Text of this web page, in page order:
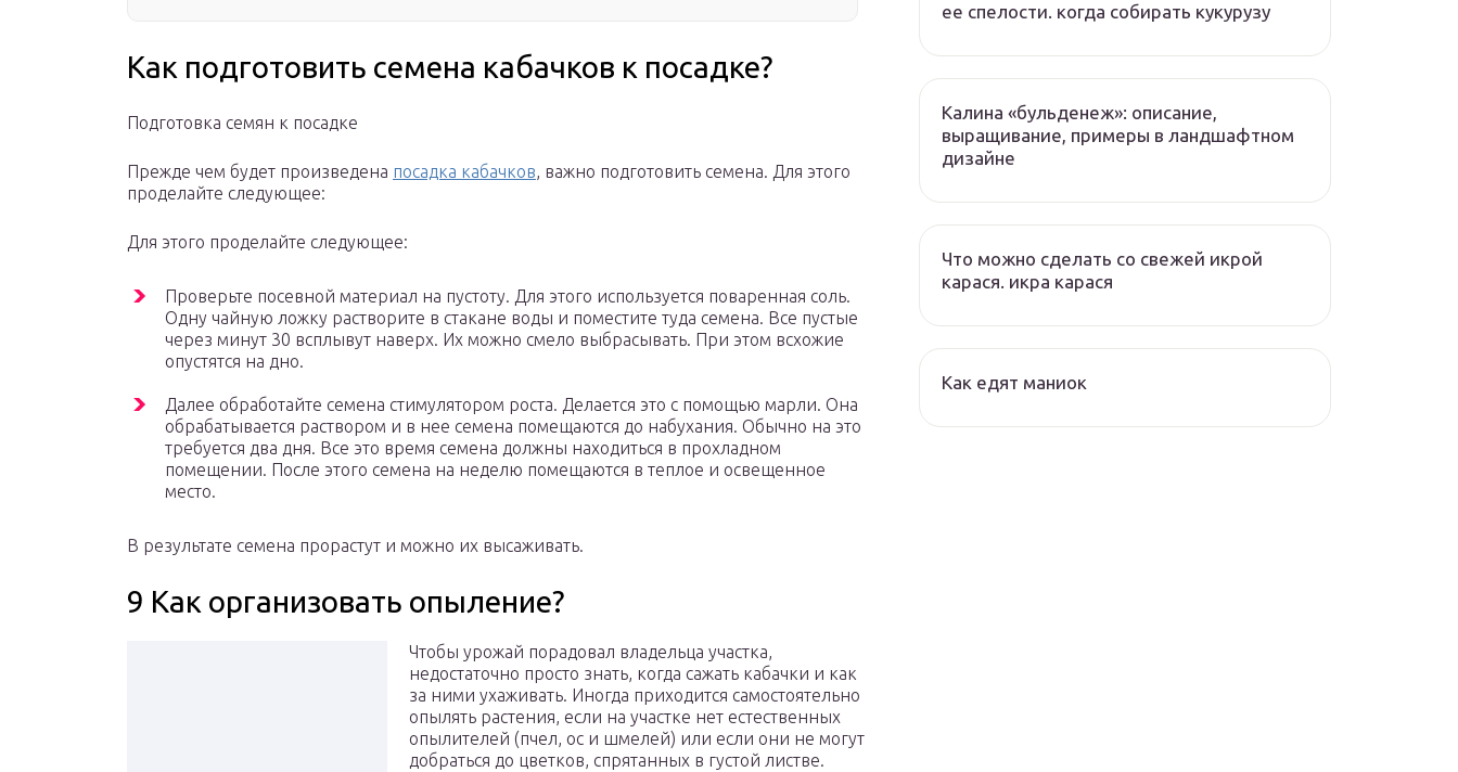
Как подготовить семена кабачков к посадке?
Подготовка семян к посадке
Прежде чем будет произведена посадка кабачков, важно подготовить семена. Для этого
проделайте следующее:
Для этого проделайте следующее:
Проверьте посевной материал на пустоту. Для этого используется поваренная соль.
Одну чайную ложку растворите в стакане воды и поместите туда семена. Все пустые
через минут 30 всплывут наверх. Их можно смело выбрасывать. При этом всхожие
опустятся на дно.
Далее обработайте семена стимулятором роста. Делается это с помощью марли. Она
обрабатывается раствором и в нее семена помещаются до набухания. Обычно на это
требуется два дня. Все это время семена должны находиться в прохладном
помещении. После этого семена на неделю помещаются в теплое и освещенное
место.
В результате семена прорастут и можно их высаживать.
9 Как организовать опыление?
Чтобы урожай порадовал владельца участка,
недостаточно просто знать, когда сажать кабачки и как
за ними ухаживать. Иногда приходится самостоятельно
опылять растения, если на участке нет естественных
опылителей (пчел, ос и шмелей) или если они не могут
добраться до цветков, спрятанных в густой листве.
ее спелости. когда собирать кукурузу
Калина «бульденеж»: описание,
выращивание, примеры в ландшафтном
дизайне
Что можно сделать со свежей икрой
карася. икра карася
Как едят маниок